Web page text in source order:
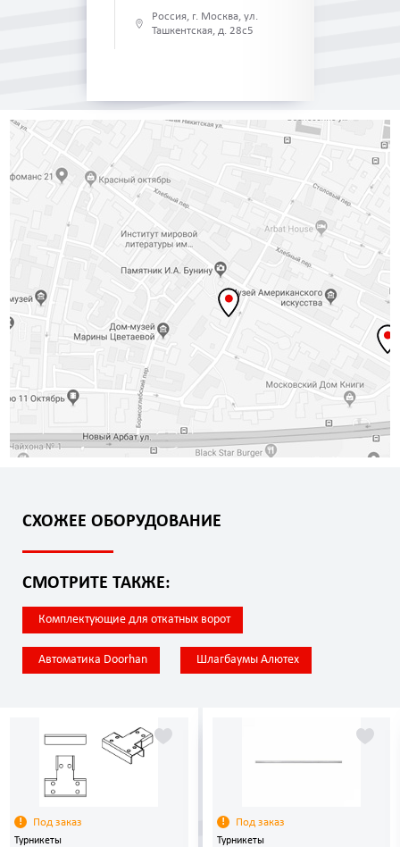
Россия, г. Москва, ул.
Ташкентская, д. 28с5
СХОЖЕЕ ОБОРУДОВАНИЕ
СМОТРИТЕ ТАКЖЕ:
Комплектующие для откатных ворот
Автоматика Doorhan Шлагбаумы Алютех
Под заказ
Турникеты
Под заказ
Турникеты